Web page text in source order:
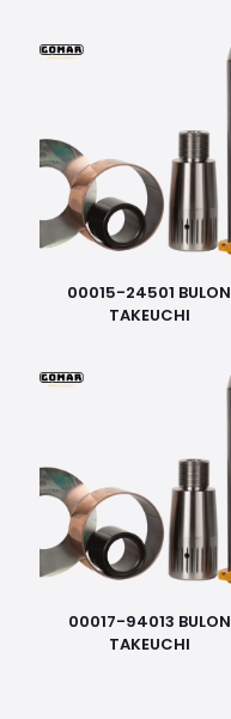
00015-24501 BULON
TAKEUCHI
00017-94013 BULON
TAKEUCHI